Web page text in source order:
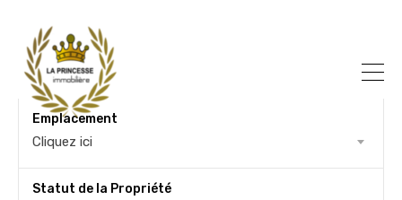
Emplacement
Cliquez ici
Statut de la Propriété